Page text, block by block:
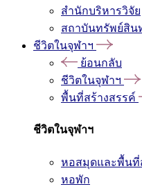
สำนักบริหารวิจัย
สถาบันทรัพย์สิน
ชีวิตในจุฬาฯ
ย้อนกลับ
ชีวิตในจุฬาฯ
พื้นที่สร้างสรรค์
ชีวิตในจุฬาฯ
หอสมุดและพื้นที่
หอพัก